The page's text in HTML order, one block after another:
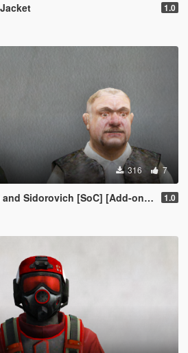
1.0
316 7
Sidorovich [SoC] [Add-on Ped] 1.0